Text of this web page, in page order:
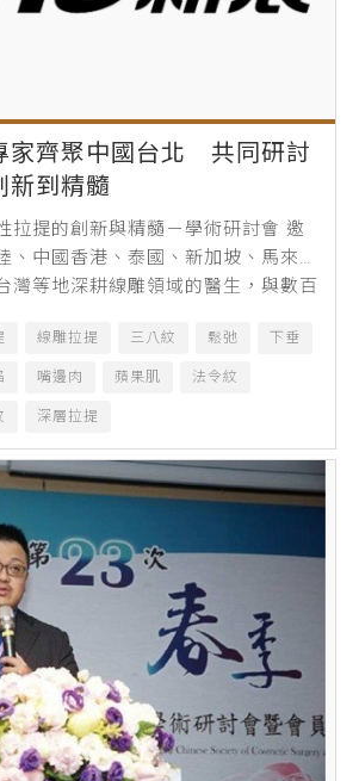
家齊聚中國台北 共同研討
新到精髓
拉提的創新與精髓－學術研討會 邀
、中國香港、泰國、新加坡、馬來西
灣等地深耕線雕領域的醫生，與數百
線雕拉提 三八紋 鬆弛 下垂
嘴邊肉 蘋果肌 法令紋
深層拉提